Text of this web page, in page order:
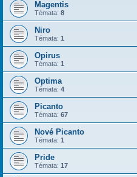
Magentis
Témata: 8
Niro
Témata: 1
Opirus
Témata: 1
Optima
Témata: 4
Picanto
Témata: 67
Nové Picanto
Témata: 1
Pride
Témata: 17